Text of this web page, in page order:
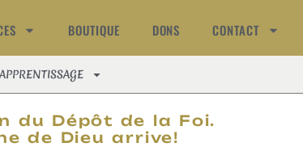
BOUTIQUE DONS CONTACT
APPRENTISSAGE
du Dépôt de la Foi.
de Dieu arrive!